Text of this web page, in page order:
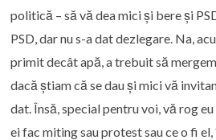
politică – să vă dea mici și bere și
PSD, dar nu s-a dat dezlegare. Na,
primit decât apă, a trebuit să
dacă știam că se dau și mici vă
dat. Însă, special pentru voi, vă rog
ei fac miting sau protest sau ce o fi